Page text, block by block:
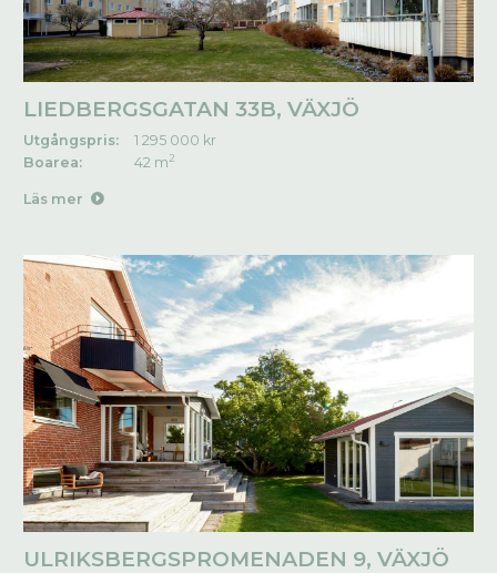
LIEDBERGSGATAN 33B, VÄXJÖ
Utgångspris:
1 295 000 kr
Boarea:
42 m2
Läs mer
ULRIKSBERGSPROMENADEN 9, VÄXJÖ